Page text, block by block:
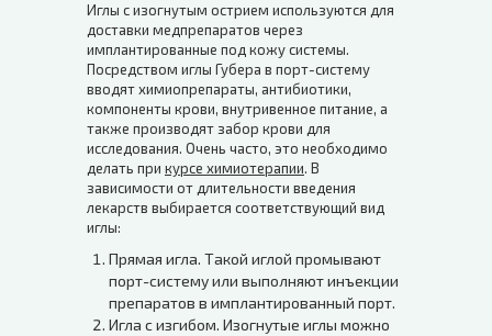
Иглы с изогнутым острием используются для
доставки медпрепаратов через
имплантированные под кожу системы.
Посредством иглы Губера в порт-систему
вводят химиопрепараты, антибиотики,
компоненты крови, внутривенное питание, а
также производят забор крови для
исследования. Очень часто, это необходимо
делать при курсе химиотерапии. В
зависимости от длительности введения
лекарств выбирается соответствующий вид
иглы:
Прямая игла. Такой иглой промывают
порт-систему или выполняют инъекции
препаратов в имплантированный порт.
Игла с изгибом. Изогнутые иглы можно